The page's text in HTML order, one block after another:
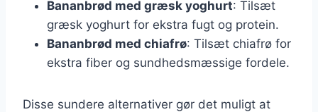
Bananbrød med græsk yoghurt: Tilsæt
græsk yoghurt for ekstra fugt og protein.
Bananbrød med chiafrø: Tilsæt chiafrø for
ekstra fiber og sundhedsmæssige fordele.
Disse sundere alternativer gør det muligt at